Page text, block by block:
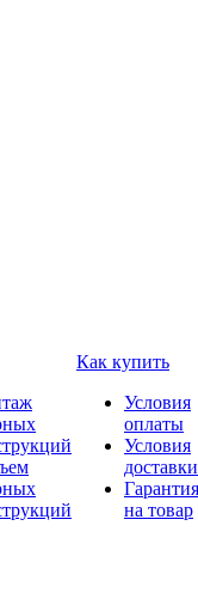
Как купить
Условия
оплаты
Условия
доставки
Гарантия
на товар